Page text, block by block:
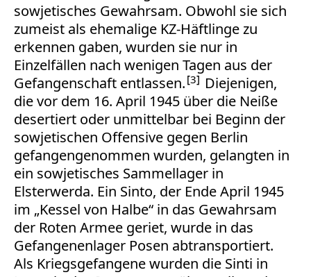
sowjetisches Gewahrsam. Obwohl sie sich
zumeist als ehemalige KZ-Häftlinge zu
erkennen gaben, wurden sie nur in
Einzelfällen nach wenigen Tagen aus der
Gefangenschaft entlassen. 3
Diejenigen,
die vor dem 16. April 1945 über die Neiße
desertiert oder unmittelbar bei Beginn der
sowjetischen Offensive gegen Berlin
gefangengenommen wurden, gelangten in
ein sowjetisches Sammellager in
Elsterwerda. Ein Sinto, der Ende April 1945
im „Kessel von Halbe“ in das Gewahrsam
der Roten Armee geriet, wurde in das
Gefangenenlager Posen abtransportiert.
Als Kriegsgefangene wurden die Sinti in